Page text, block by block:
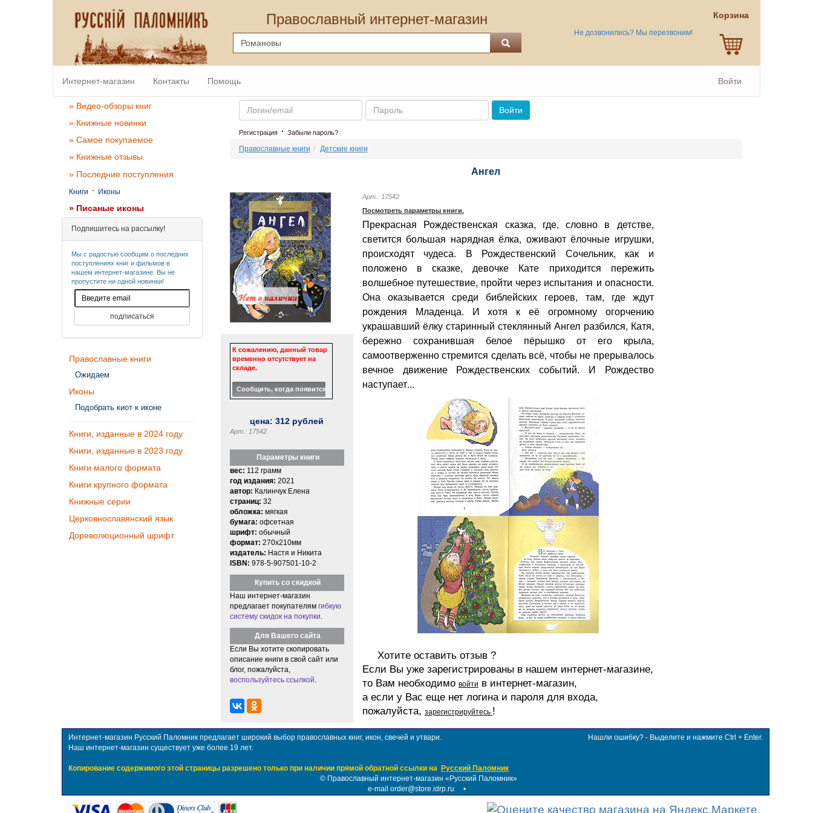
Православный интернет-магазин
Не дозвонились? Мы перезвоним!
Корзина
Интернет-магазин Контакты Помощь Войти
» Видео-обзоры книг
» Книжные новинки
» Самое покупаемое
» Книжные отзывы
» Последние поступления
Книги · Иконы
» Писаные иконы
Подпишитесь на рассылку!
Мы с радостью сообщим о последних
поступлениях книг и фильмов в
нашем интернет-магазине. Вы не
пропустите ни одной новинки!
Православные книги
Ожидаем
Иконы
Подобрать киот к иконе
Книги, изданные в 2024 году
Книги, изданные в 2023 году
Книги малого формата
Книги крупного формата
Книжные серии
Церковнославянский язык
Дореволюционный шрифт
Email Пароль
Войти
Регистрация· Забыли пароль?
Православные книги Детские книги
Ангел
К сожалению, данный товар
временно отсутствует на
складе.
цена:312 рублей
Арт.: 17542
Параметры книги
вес: 112 грамм
год издания: 2021
автор: Калинчук Елена
страниц: 32
обложка: мягкая
бумага: офсетная
шрифт: обычный
формат: 270x210мм
издатель: Настя и Никита
ISBN: 978-5-907501-10-2
Купить со скидкой
Наш интернет-магазин
предлагает покупателям гибкую
систему скидок на покупки
Для Вашего сайта
Если Вы хотите скопировать
описание книги в свой сайт или
блог, пожалуйста,
воспользуйтесь ссылкой
Арт.: 17542
Посмотреть параметры книги.
Прекрасная Рождественская сказка, где, словно в детстве,
светится большая нарядная ёлка, оживают ёлочные игрушки,
происходят чудеса. В Рождественский Сочельник, как и
положено в сказке, девочке Кате приходится пережить
волшебное путешествие, пройти через испытания и опасности.
Она оказывается среди библейских героев, там, где ждут
рождения Младенца. И хотя к её огромному огорчению
украшавший ёлку старинный стеклянный Ангел разбился, Катя,
бережно сохранившая белое пёрышко от его крыла,
самоотверженно стремится сделать всё, чтобы не прерывалось
вечное движение Рождественских событий. И Рождество
наступает...
Хотите оставить отзыв ?
Если Вы уже зарегистрированы в нашем интернет-магазине,
то Вам необходимо войти в интернет-магазин,
а если у Вас еще нет логина и пароля для входа,
пожалуйста, зарегистрируйтесь !
Интернет-магазин Русский Паломник предлагает широкий выбор православных книг, икон, свечей и утвари.
Наш интернет-магазин существует уже более 19 лет.
Копирование содержимого этой страницы разрешено только при наличии прямой обратной ссылки на Русский Паломник
Нашли ошибку? - Выделите и нажмите Ctrl + Enter.
© Православный интернет-магазин «Русский Паломник»
e-mail order@store.idrp.ru •